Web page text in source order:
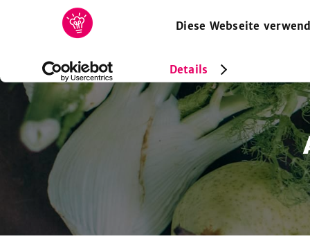
Diese Webseite
Details
REZEPTE SAMMLUNGEN MAGAZIN